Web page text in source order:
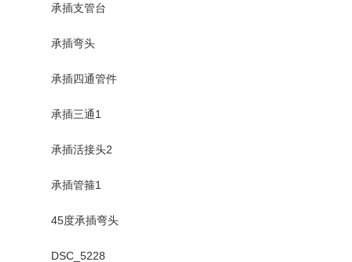
承插支管台
承插弯头
承插四通管件
承插三通1
承插活接头2
承插管箍1
45度承插弯头
DSC_5228